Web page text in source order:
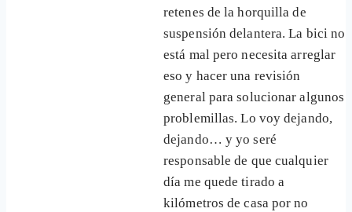
retenes de la horquilla de
suspensión delantera. La bici no
está mal pero necesita arreglar
eso y hacer una revisión
general para solucionar algunos
problemillas. Lo voy dejando,
dejando… y yo seré
responsable de que cualquier
día me quede tirado a
kilómetros de casa por no